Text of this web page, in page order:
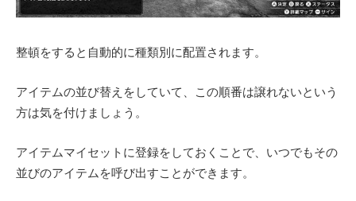
整頓をすると自動的に種類別に配置されます。
アイテムの並び替えをしていて、この順番は譲れないという
方は気を付けましょう。
アイテムマイセットに登録をしておくことで、いつでもその
並びのアイテムを呼び出すことができます。